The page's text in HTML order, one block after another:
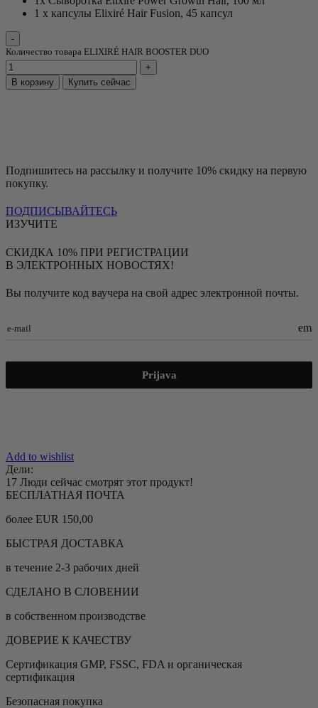
1 x капсулы Elixiré Hair Fusion, 45 капсул
Количество товара ELIXIRÉ HAIR BOOSTER DUO
В корзину Купить сейчас
Подпишитесь на рассылку и получите 10% скидку на первую
покупку.
ПОДПИСЫВАЙТЕСЬ
ИЗУЧИТЕ
СКИДКА 10% ПРИ РЕГИСТРАЦИИ
В ЭЛЕКТРОННЫХ НОВОСТЯХ!
Вы получите код ваучера на свой адрес электронной почты.
e-mail
Prijava
Add to wishlist
Дели:
17 Люди сейчас смотрят этот продукт!
БЕСПЛАТНАЯ ПОЧТА
более EUR 150,00
БЫСТРАЯ ДОСТАВКА
в течение 2-3 рабочих дней
СДЕЛАНО В СЛОВЕНИИ
в собственном производстве
ДОВЕРИЕ К КАЧЕСТВУ
Сертификация GMP, FSSC, FDA и органическая
сертификация
Безопасная покупка